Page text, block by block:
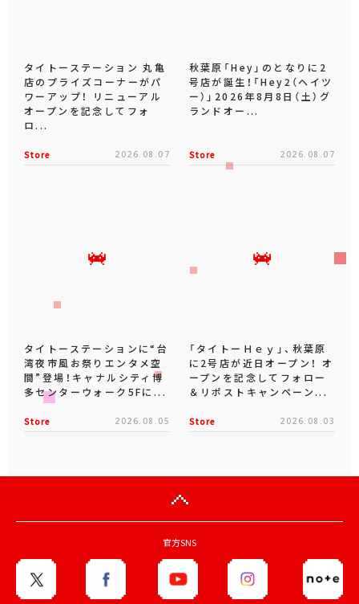
タイトーステーション 丸亀
店のプライズコーナーがパ
ワーアップ！ リニューアル
オープンを記念してフォ
ロ...
Store 2026.08.07
秋葉原「Hey」のとなりに2
号店が誕生！「Hey2（ヘイツ
ー）」2026年8月8日（土）グ
ランドオー...
Store 2026.08.07
タイトーステーションに“台
湾夜市風お祭りエンタメ空
間”登場！キャナルシティ博
多センターウォーク5Fに...
Store 2026.08.05
「タイトーＨｅｙ」、秋葉原
に2号店が近日オープン！ オ
ープンを記念してフォロー
＆リポストキャンペーン...
Store 2026.08.03
官方SNS